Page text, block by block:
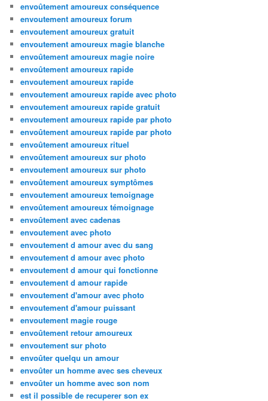
envoûtement amoureux conséquence
envoutement amoureux forum
envoutement amoureux gratuit
envoutement amoureux magie blanche
envoûtement amoureux magie noire
envoûtement amoureux rapide
envoutement amoureux rapide
envoutement amoureux rapide avec photo
envoutement amoureux rapide gratuit
envoutement amoureux rapide par photo
envoûtement amoureux rapide par photo
envoûtement amoureux rituel
envoûtement amoureux sur photo
envoutement amoureux sur photo
envoûtement amoureux symptômes
envoutement amoureux temoignage
envoûtement amoureux témoignage
envoûtement avec cadenas
envoutement avec photo
envoutement d amour avec du sang
envoutement d amour avec photo
envoutement d amour qui fonctionne
envoutement d amour rapide
envoutement d'amour avec photo
envoutement d'amour puissant
envoutement magie rouge
envoûtement retour amoureux
envoutement sur photo
envoûter quelqu un amour
envoûter un homme avec ses cheveux
envoûter un homme avec son nom
est il possible de recuperer son ex